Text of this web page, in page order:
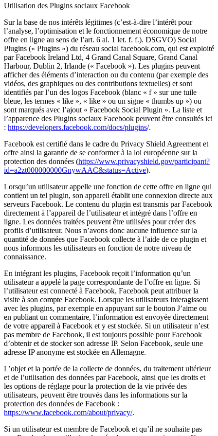
Utilisation des Plugins sociaux Facebook
Sur la base de nos intérêts légitimes (c’est-à-dire l’intérêt pour
l’analyse, l’optimisation et le fonctionnement économique de notre
offre en ligne au sens de l’art. 6 al. 1 let. f. f.). DSGVO) Social
Plugins (« Plugins ») du réseau social facebook.com, qui est exploité
par Facebook Ireland Ltd, 4 Grand Canal Square, Grand Canal
Harbour, Dublin 2, Irlande (« Facebook »). Les plugins peuvent
afficher des éléments d’interaction ou du contenu (par exemple des
vidéos, des graphiques ou des contributions textuelles) et sont
identifiés par l’un des logos Facebook (blanc « f » sur une tuile
bleue, les termes « like », « like » ou un signe « thumbs up ») ou
sont marqués avec l’ajout « Facebook Social Plugin ». La liste et
l’apparence des Plugins sociaux Facebook peuvent être consultés ici
: https://developers.facebook.com/docs/plugins/.
Facebook est certifié dans le cadre du Privacy Shield Agreement et
offre ainsi la garantie de se conformer à la loi européenne sur la
protection des données (https://www.privacyshield.gov/participant?
id=a2zt000000000GnywAAC&status=Active).
Lorsqu’un utilisateur appelle une fonction de cette offre en ligne qui
contient un tel plugin, son appareil établit une connexion directe aux
serveurs Facebook. Le contenu du plugin est transmis par Facebook
directement à l’appareil de l’utilisateur et intégré dans l’offre en
ligne. Les données traitées peuvent être utilisées pour créer des
profils d’utilisateur. Nous n’avons donc aucune influence sur la
quantité de données que Facebook collecte à l’aide de ce plugin et
nous informons les utilisateurs en fonction de notre niveau de
connaissance.
En intégrant les plugins, Facebook reçoit l’information qu’un
utilisateur a appelé la page correspondante de l’offre en ligne. Si
l’utilisateur est connecté à Facebook, Facebook peut attribuer la
visite à son compte Facebook. Lorsque les utilisateurs interagissent
avec les plugins, par exemple en appuyant sur le bouton J’aime ou
en publiant un commentaire, l’information est envoyée directement
de votre appareil à Facebook et y est stockée. Si un utilisateur n’est
pas membre de Facebook, il est toujours possible pour Facebook
d’obtenir et de stocker son adresse IP. Selon Facebook, seule une
adresse IP anonyme est stockée en Allemagne.
L’objet et la portée de la collecte de données, du traitement ultérieur
et de l’utilisation des données par Facebook, ainsi que les droits et
les options de réglage pour la protection de la vie privée des
utilisateurs, peuvent être trouvés dans les informations sur la
protection des données de Facebook :
https://www.facebook.com/about/privacy/.
Si un utilisateur est membre de Facebook et qu’il ne souhaite pas